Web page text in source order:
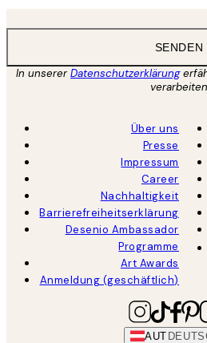
SENDEN
In unsererDatenschutzerklärung
verarbeiten
Über uns
Presse
Impressum
Career
Nachhaltigkeit
Barrierefreiheitserklärung
Desenio Ambassador
Programme
Art Awards
Anmeldung (geschäftlich)
AUT